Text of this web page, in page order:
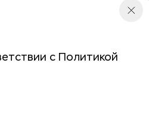
с Политикой